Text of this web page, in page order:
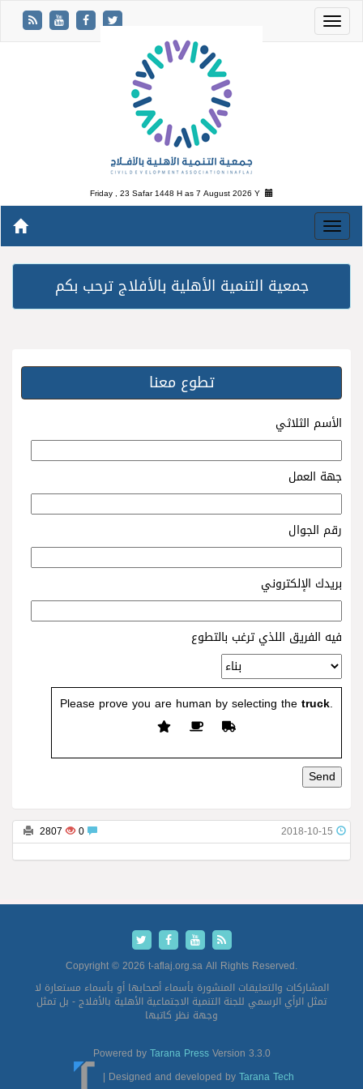
Friday , 23 Safar 1448 H as7 August 2026 Y
جمعية التنمية الأهلية بالأفلاج ترحب بكم
تطوع معنا
الأسم الثلاثي
جهة العمل
رقم الجوال
بريدك الإلكتروني
فيه الفريق اللذي ترغب بالتطوع
Please prove you are human by selecting thetruck.
2018-10-15
2807
Copyright © 2026 t-aflaj.org.sa All Rights Reserved.
المشاركات والتعليقات المنشورة بأسماء أصحابها أو بأسماء مستعارة لا
تمثل الرأي الرسمي للجنة التنمية الاجتماعية الأهلية بالأفلاج - بل تمثل
وجهة نظر كاتبها
Powered byTarana PressVersion 3.3.0
Designed and developed byTarana Tech
|